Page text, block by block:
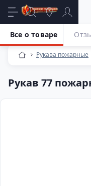
Рукава пожарные
Рукав 77
Все о товаре